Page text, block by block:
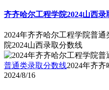
齐齐哈尔工程学院2024山西录
2024年齐齐哈尔工程学院普
院2024山西录取分数线
普通类录取分数线2024年齐
2024/8/16